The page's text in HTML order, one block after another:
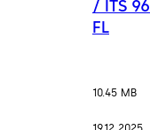
/ ITS 96
FL
10.45 MB